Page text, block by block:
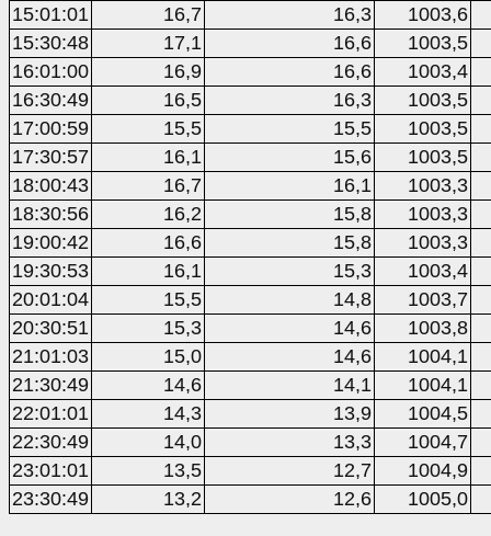
15:01:01
16,7 16,3
1003,6
15:30:48
17,1 16,6
1003,5
16:01:00
16,9 16,6
1003,4
16:30:49
16,5 16,3
1003,5
17:00:59
15,5 15,5
1003,5
17:30:57
16,1 15,6
1003,5
18:00:43
16,7 16,1
1003,3
18:30:56
16,2 15,8
1003,3
19:00:42
16,6 15,8
1003,3
19:30:53
16,1 15,3
1003,4
20:01:04
15,5 14,8
1003,7
20:30:51
15,3 14,6
1003,8
21:01:03
15,0 14,6
1004,1
21:30:49
14,6 14,1
1004,1
22:01:01
14,3 13,9
1004,5
22:30:49
14,0 13,3
1004,7
23:01:01
13,5 12,7
1004,9
23:30:49
13,2 12,6 1005,0